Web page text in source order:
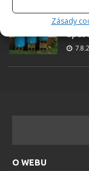
Zásady
O WEBU